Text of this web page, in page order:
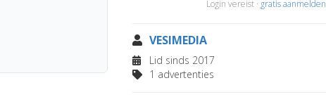
Login vereist · gratis aanmelden
VESIMEDIA
Lid sinds 2017
1 advertenties